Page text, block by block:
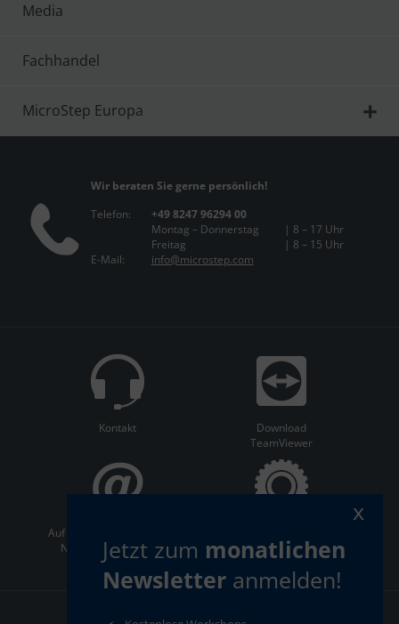
Media
Fachhandel
MicroStep Europa
Wir beraten Sie gerne persönlich!
Telefon:
+49 8247 96294 00
Montag – Donnerstag
| 8 – 17 Uhr
Freitag
| 8 – 15 Uhr
E-Mail:
info@microstep.com
Kontakt
Download
TeamViewer
Auf dem Laufenden bleiben:
Newsletter abonnieren
Jetzt zum monatlichen
Newsletter anmelden!
x